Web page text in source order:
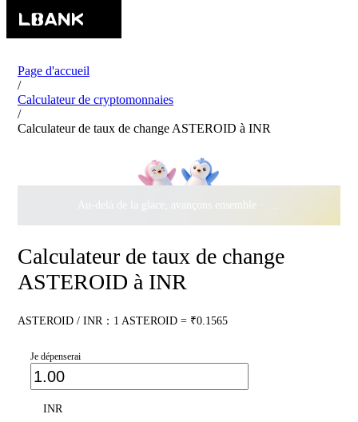
Page d'accueil
/
Calculateur de cryptomonnaies
/
Calculateur de taux de change ASTEROID à INR
Au-delà de la glace, avançons ensemble ·
500 000 $
Calculateur de taux de change
ASTEROID à INR
ASTEROID / INR：1 ASTEROID = ₹0.1565
Je dépenserai
INR